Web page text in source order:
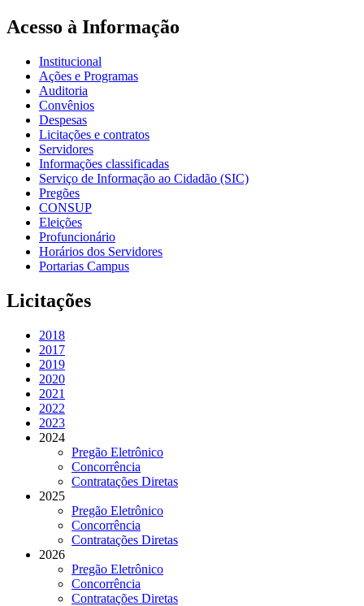
Acesso à Informação
Institucional
Ações e Programas
Auditoria
Convênios
Despesas
Licitações e contratos
Servidores
Informações classificadas
Serviço de Informação ao Cidadão (SIC)
Pregões
CONSUP
Eleições
Profuncionário
Horários dos Servidores
Portarias Campus
Licitações
2018
2017
2019
2020
2021
2022
2023
2024
Pregão Eletrônico
Concorrência
Contratações Diretas
2025
Pregão Eletrônico
Concorrência
Contratações Diretas
2026
Pregão Eletrônico
Concorrência
Contratações Diretas